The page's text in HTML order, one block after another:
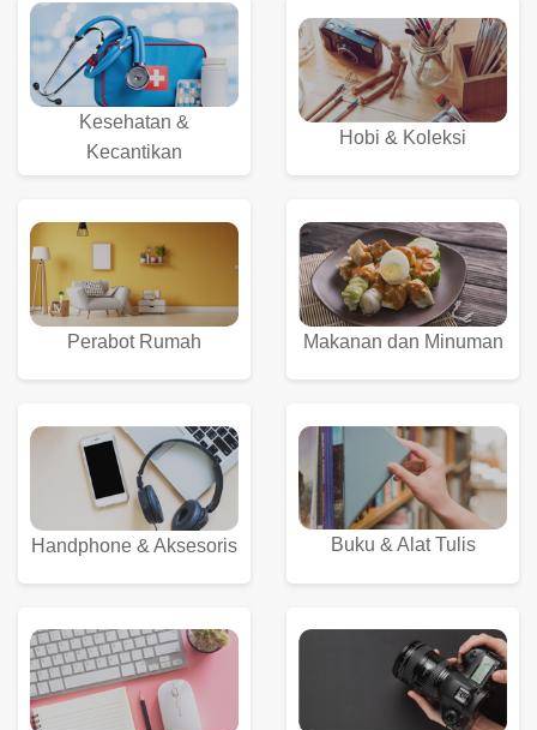
Kesehatan &
Kecantikan
Hobi & Koleksi
Perabot Rumah Makanan dan Minuman
Handphone & Aksesoris Buku & Alat Tulis